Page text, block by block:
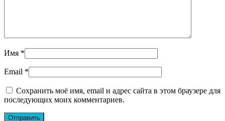
Имя *
Email *
Сохранить моё имя, email и адрес сайта в этом браузере для
последующих моих комментариев.